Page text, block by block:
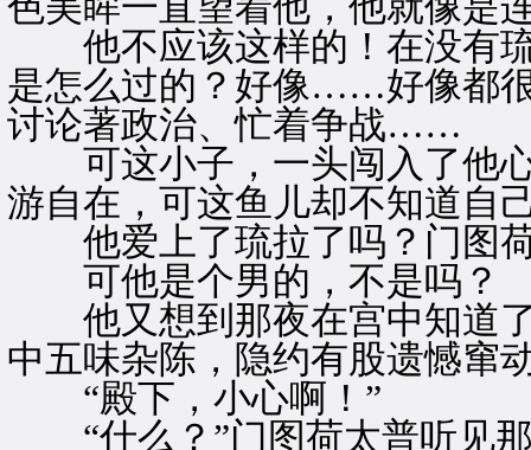
他不应该这样的！在没有琉
是怎么过的？好像……好像都
讨论著政治、忙着争战……
可这小子，一头闯入了他心
游自在，可这鱼儿却不知道自
他爱上了琉拉了吗？门图
可他是个男的，不是吗？
他又想到那夜在宫中知道了
中五味杂陈，隐约有股遗憾
“殿下，小心啊！”
“什么？”门图荷太普听见那